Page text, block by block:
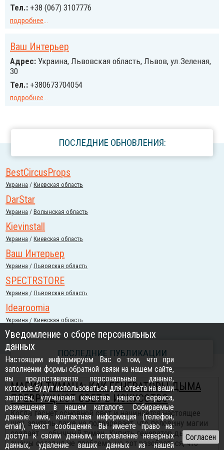
Тел.: +38 (067) 3107776
подробнее...
Ваш Интерьер
Адрес: Украина, Львовская область, Львов, ул.Зеленая,
30
Тел.: +380673704054
подробнее...
ПОСЛЕДНИЕ ОБНОВЛЕНИЯ:
BestCircusProps
Украина /Киевская область
DarStar
Украина /Волынская область
Kievinstall
Украина /Киевская область
Ваш Интерьер
Украина /Львовская область
SPECTRSTORE
Украина /Львовская область
Idearoomia
Украина /Киевская область
ПОСЛЕДНИЕ ПУБЛИКАЦИИ
МАГИЯ ТУМАНА: КАК ГЕНЕРАТОРЫ ДЫМА
ПРЕВРАЩАЮТ СВЕТ В ИСКУССТВО
Когда гаснет основной свет и начинается настоящее
шоу, зритель даже не подозревает, что половину магии
создаёт... обычный туман. Купить генератор дыма для
сцены сегодня не проблема, но вот разобраться, что
Уведомление о сборе персональных
данных
Настоящим информируем Вас о том, что при
заполнении формы обратной связи на нашем сайте,
вы предоставляете персональные данные,
которые будут использоваться для: ответа на ваши
запросы, улучшения качества нашего сервиса,
размещения в нашем каталоге. Собираемые
данные: имя, контактная информация (телефон,
email), текст сообщения. Вы имеете право на:
доступ к своим данным, исправление неверных
данных, удаление ваших данных из нашей